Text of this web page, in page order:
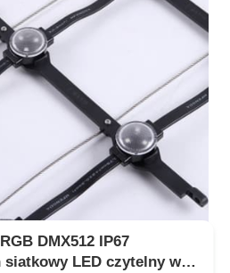
DMX512 IP67
siatkowy LED czytelny w